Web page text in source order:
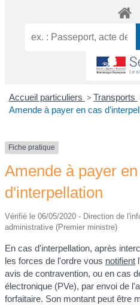
Accueil particuliers > Transports
Amende à payer en cas
Fiche pratique
Amende à payer
d'interpellation
Vérifié le 06/05/2020 - Direction de
administrative (Premier ministre)
En cas d'interpellation, après
les forces de l'ordre vous notifient
avis de contravention, ou en cas
électronique (PVe), par envoi de
forfaitaire. Son montant peut être